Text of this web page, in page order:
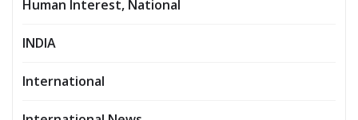
Human Interest, National
INDIA
International